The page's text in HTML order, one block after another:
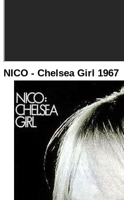
NICO - Chelsea Girl 1967